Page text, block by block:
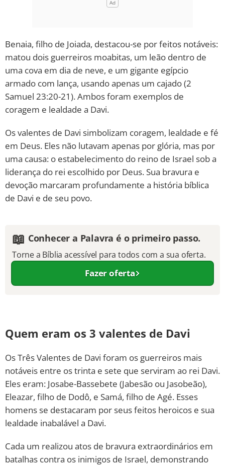
Benaia, filho de Joiada, destacou-se por feitos notáveis:
matou dois guerreiros moabitas, um leão dentro de
uma cova em dia de neve, e um gigante egípcio
armado com lança, usando apenas um cajado (2
Samuel 23:20-21). Ambos foram exemplos de
coragem e lealdade a Davi.
Os valentes de Davi simbolizam coragem, lealdade e fé
em Deus. Eles não lutavam apenas por glória, mas por
uma causa: o estabelecimento do reino de Israel sob a
liderança do rei escolhido por Deus. Sua bravura e
devoção marcaram profundamente a história bíblica
de Davi e de seu povo.
📖 Conhecer a Palavra é o primeiro passo.
Torne a Bíblia acessível para todos com a sua oferta.
Fazer oferta
Quem eram os 3 valentes de Davi
Os Três Valentes de Davi foram os guerreiros mais
notáveis entre os trinta e sete que serviram ao rei Davi.
Eles eram: Josabe-Bassebete (Jabesão ou Jasobeão),
Eleazar, filho de Dodô, e Samá, filho de Agé. Esses
homens se destacaram por seus feitos heroicos e sua
lealdade inabalável a Davi.
Cada um realizou atos de bravura extraordinários em
batalhas contra os inimigos de Israel, demonstrando